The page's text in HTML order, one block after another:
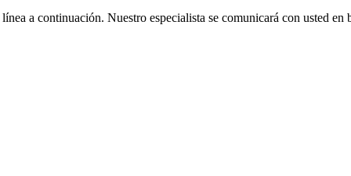
a continuación. Nuestro especialista se comunicará con usted en